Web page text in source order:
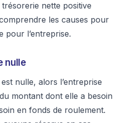
trésorerie nette positive
les causes pour
pour l’entreprise.
nulle
nulle, alors l’entreprise
montant dont elle a besoin
en fonds de roulement.